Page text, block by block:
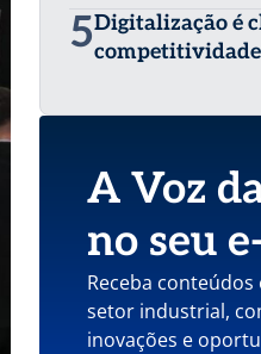
5Digitalização é
A Voz
no seu
Receba
setor industrial,
inovações e